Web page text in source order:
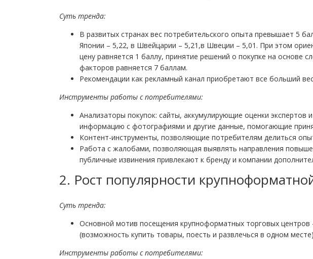
Суть тренда:
В развитых странах вес потребительского опыта превышает 5
Японии – 5,22, в Швейцарии – 5,21,в Швеции – 5,01. При этом
цену равняется 1 баллу, принятие решений о покупке на основе
факторов равняется 7 баллам.
Рекомендации как рекламный канал приобретают все больший
Инструменты работы с потребителями:
Анализаторы покупок: сайты, аккумулирующие оценки экспертов
информацию с фотографиями и другие данные, помогающие
Контент-инструменты, позволяющие потребителям делиться
Работа с жалобами, позволяющая выявлять направления
публичные извинения привлекают к бренду и компании
2. Рост популярности
Суть тренда:
Основной мотив посещения крупноформатных торговых центров
(возможность купить товары, поесть и развлечься в одном
Инструменты работы с потребителями: